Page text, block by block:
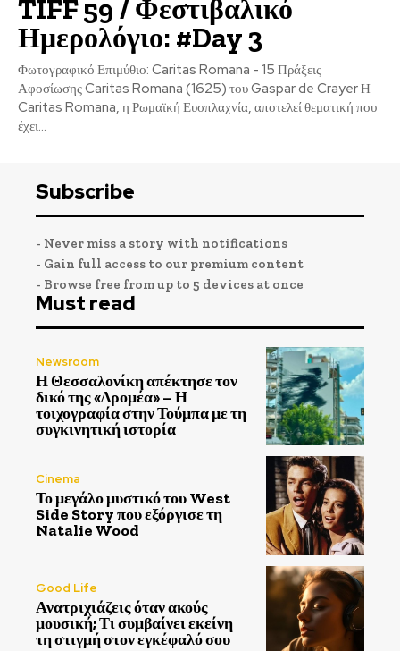
TIFF 59 / Φεστιβαλικό
Ημερολόγιο: #Day 3
Φωτογραφικό Επιμύθιο: Caritas Romana - 15 Πράξεις
Αφοσίωσης Caritas Romana (1625) του Gaspar de Crayer Η
Caritas Romana, η Ρωμαϊκή Ευσπλαχνία, αποτελεί θεματική που
έχει...
Subscribe
- Never miss a story with notifications
- Gain full access to our premium content
- Browse free from up to 5 devices at once
Must read
Newsroom
Η Θεσσαλονίκη απέκτησε τον
δικό της «Δρομέα» – Η
τοιχογραφία στην Τούμπα με τη
συγκινητική ιστορία
Cinema
Το μεγάλο μυστικό του West
Side Story που εξόργισε τη
Natalie Wood
Good Life
Ανατριχιάζεις όταν ακούς
μουσική; Τι συμβαίνει εκείνη
τη στιγμή στον εγκέφαλό σου